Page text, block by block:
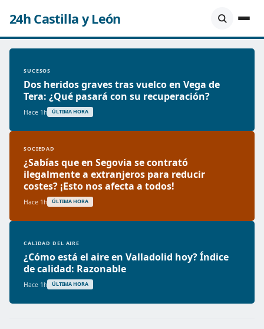
24h Castilla y León
SUCESOS
Dos heridos graves tras vuelco en Vega de
Tera: ¿Qué pasará con su recuperación?
Hace 1h ÚLTIMA HORA
SOCIEDAD
¿Sabías que en Segovia se contrató
ilegalmente a extranjeros para reducir
costes? ¡Esto nos afecta a todos!
Hace 1h ÚLTIMA HORA
CALIDAD DEL AIRE
¿Cómo está el aire en Valladolid hoy? Índice
de calidad: Razonable
Hace 1h ÚLTIMA HORA